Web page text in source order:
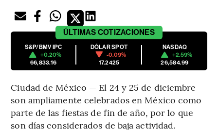
ÚLTIMAS COTIZACIONES
S&P/BMV IPC
+0.20%
66,833.16
DÓLAR SPOT
-0.09%
17.2425
NASDAQ
+2.59%
26,584.99
Ciudad de México — El 24 y 25 de diciembre
son ampliamente celebrados en México como
parte de las fiestas de fin de año, por lo que
son días considerados de baja actividad.